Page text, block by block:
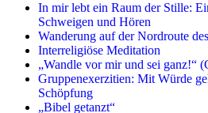
In mir lebt ein Raum der Stille:
Schweigen und Hören
Wanderung auf der Nordroute
Interreligiöse Meditation
„Wandle vor mir und sei ganz!“
Gruppenexerzitien: Mit Würde
Schöpfung
„Bibel getanzt“